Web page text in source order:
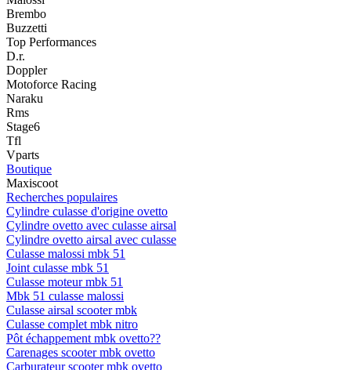
Brembo
Buzzetti
Top Performances
D.r.
Doppler
Motoforce Racing
Naraku
Rms
Stage6
Tfl
Vparts
Boutique
Maxiscoot
Recherches populaires
Cylindre culasse d'origine ovetto
Cylindre ovetto avec culasse airsal
Cylindre ovetto airsal avec culasse
Culasse malossi mbk 51
Joint culasse mbk 51
Culasse moteur mbk 51
Mbk 51 culasse malossi
Culasse airsal scooter mbk
Culasse complet mbk nitro
Pôt échappement mbk ovetto??
Carenages scooter mbk ovetto
Carburateur scooter mbk ovetto